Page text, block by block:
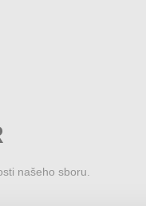
našeho sboru.